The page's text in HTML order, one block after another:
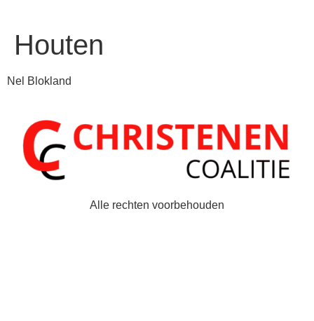
Houten
Nel Blokland
Alle rechten voorbehouden